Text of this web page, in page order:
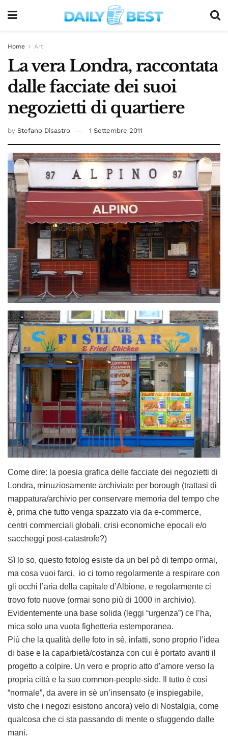
Home Art
La vera Londra, raccontata
dalle facciate dei suoi
negozietti di quartiere
by Stefano Disastro 1 Settembre 2011
Come dire: la poesia grafica delle facciate dei negozietti di
Londra, minuziosamente archiviate per borough (trattasi di
mappatura/archivio per conservare memoria del tempo che
è, prima che tutto venga spazzato via da e-commerce,
centri commerciali globali, crisi economiche epocali e/o
saccheggi post-catastrofe?)
Sì lo so, questo fotolog esiste da un bel pò di tempo ormai,
ma cosa vuoi farci, io ci torno regolarmente a respirare con
gli occhi l’aria della capitale d’Albione, e regolarmente ci
trovo foto nuove (ormai sono più di 1000 in archivio).
Evidentemente una base solida (leggi “urgenza”) ce l’ha,
mica solo una vuota fighetteria estemporanea.
Più che la qualità delle foto in sè, infatti, sono proprio l’idea
di base e la caparbietà/costanza con cui è portato avanti il
progetto a colpire. Un vero e proprio atto d’amore verso la
propria città e la suo common-people-side. Il tutto è così
“normale”, da avere in sè un’insensato (e inspiegabile,
visto che i negozi esistono ancora) velo di Nostalgia, come
qualcosa che ci sta passando di mente o sfuggendo dalle
mani.